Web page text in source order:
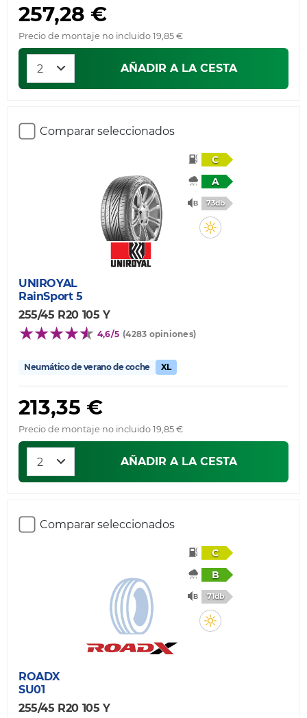
257,28 €
Precio de montaje no incluido 19,85 €
AÑADIR A LA CESTA
Comparar seleccionados
C
A
73db
UNIROYAL
RainSport 5
255/45 R20 105 Y
4,6/5 (4283 opiniones)
Neumático de verano de coche XL
213,35 €
Precio de montaje no incluido 19,85 €
AÑADIR A LA CESTA
Comparar seleccionados
C
B
71db
ROADX
SU01
255/45 R20 105 Y